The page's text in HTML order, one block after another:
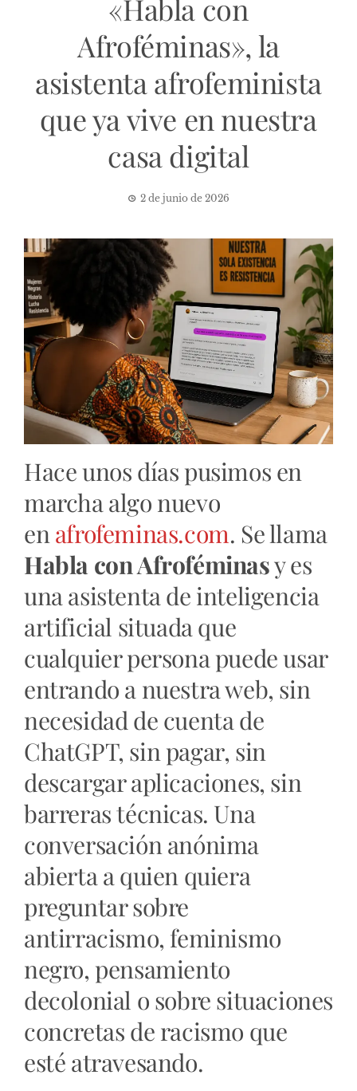
«Habla con
Afroféminas», la
asistenta afrofeminista
que ya vive en nuestra
casa digital
2 de junio de 2026
Hace unos días pusimos en
marcha algo nuevo
en afrofeminas.com. Se llama
Habla con Afroféminasy es
una asistenta de inteligencia
artificial situada que
cualquier persona puede usar
entrando a nuestra web, sin
necesidad de cuenta de
ChatGPT, sin pagar, sin
descargar aplicaciones, sin
barreras técnicas. Una
conversación anónima
abierta a quien quiera
preguntar sobre
antirracismo, feminismo
negro, pensamiento
decolonial o sobre situaciones
concretas de racismo que
esté atravesando.